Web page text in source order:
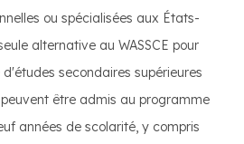
ou spécialisées aux États-
alternative au WASSCE pour
secondaires supérieures
être admis au programme
années de scolarité, y compris